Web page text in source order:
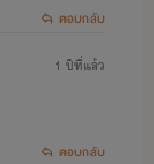
ตอบกลับ
1 ปีที่แล้ว
ตอบกลับ